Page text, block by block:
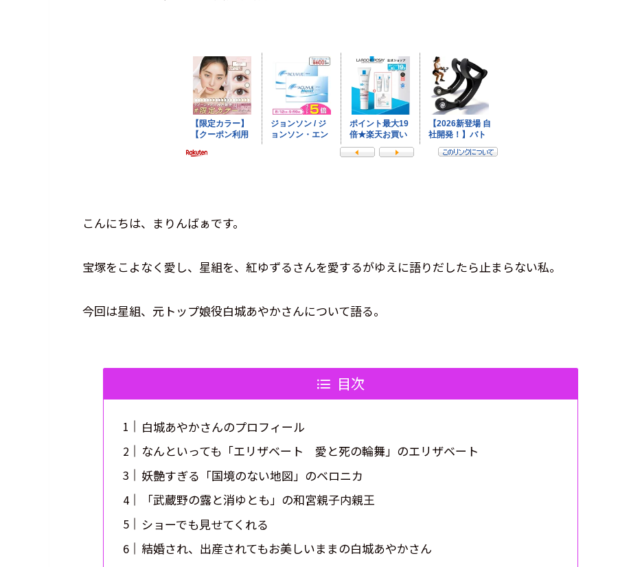
こんにちは、まりんばぁです。
宝塚をこよなく愛し、星組を、紅ゆずるさんを愛するがゆえに語りだしたら止まらない私。
今回は星組、元トップ娘役白城あやかさんについて語る。
目次
白城あやかさんのプロフィール
なんといっても「エリザベート 愛と死の輪舞」のエリザベート
妖艶すぎる「国境のない地図」のベロニカ
「武蔵野の露と消ゆとも」の和宮親子内親王
ショーでも見せてくれる
結婚され、出産されてもお美しいままの白城あやかさん